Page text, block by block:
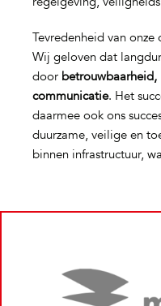
Tevredenheid van
Wij geloven dat
door
communicatie. Het
daarmee ook ons
duurzame, veilige en
binnen infrastructuur,